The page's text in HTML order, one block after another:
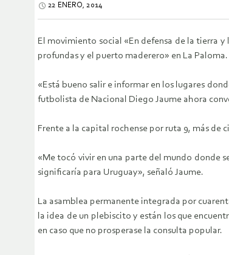
22 ENERO, 2014
El movimiento social «En defensa de la tierra
profundas y el puerto maderero» en La
«Está bueno salir e informar en los lugares
futbolista de Nacional Diego Jaume ahora
Frente a la capital rochense por ruta 9, más
«Me tocó vivir en una parte del mundo donde
significaría para Uruguay», señaló Jaume.
La asamblea permanente integrada por
la idea de un plebiscito y están los que
en caso que no prosperase la consulta popular.